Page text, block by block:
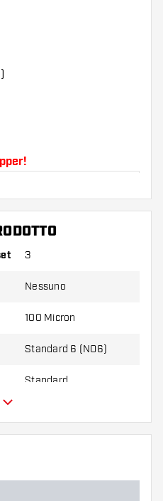
Questi possono
con l'uso.
per scoprire quale
3
Nessuno
100 Micron
Standard 6 (NO6)
Standard